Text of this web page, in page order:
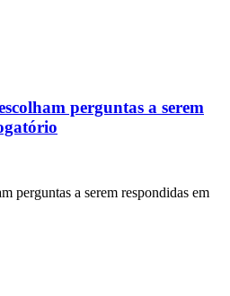
perguntas a serem
perguntas a serem respondidas em